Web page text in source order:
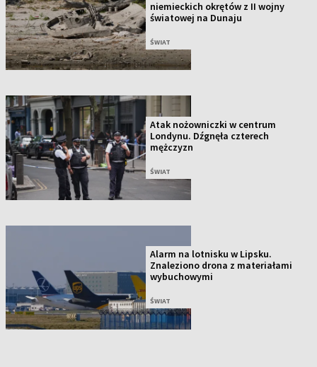
niemieckich okrętów z II wojny
światowej na Dunaju
ŚWIAT
Atak nożowniczki w centrum
Londynu. Dźgnęła czterech
mężczyzn
ŚWIAT
Alarm na lotnisku w Lipsku.
Znaleziono drona z materiałami
wybuchowymi
ŚWIAT